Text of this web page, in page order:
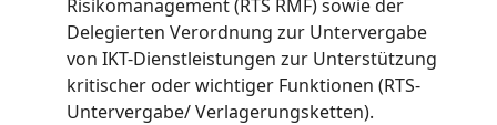
Risikomanagement (RTS RMF) sowie der
Delegierten Verordnung zur Untervergabe
von IKT-Dienstleistungen zur Unterstützung
kritischer oder wichtiger Funktionen (RTS-
Untervergabe/ Verlagerungsketten).